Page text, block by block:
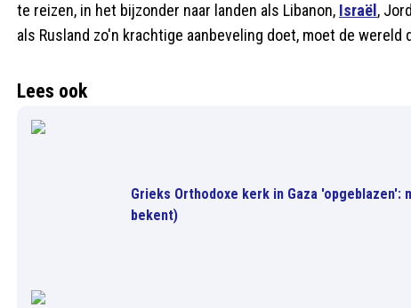
te reizen, in het bijzonder naar landen als Libanon, Israël ,
als Rusland zo'n krachtige aanbeveling doet, moet de wereld
Lees ook
Grieks Orthodoxe kerk in Gaza 'opgeblazen':
bekent)